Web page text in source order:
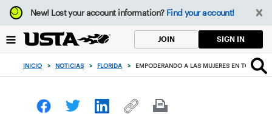
Enfoque
desde
botón
volver
principio
New!Lost your account information? Find your account!
JOIN SIGN IN
INICIO > NOTICIAS > FLORIDA > EMPODERANDO A LAS MUJERES EN TODOS